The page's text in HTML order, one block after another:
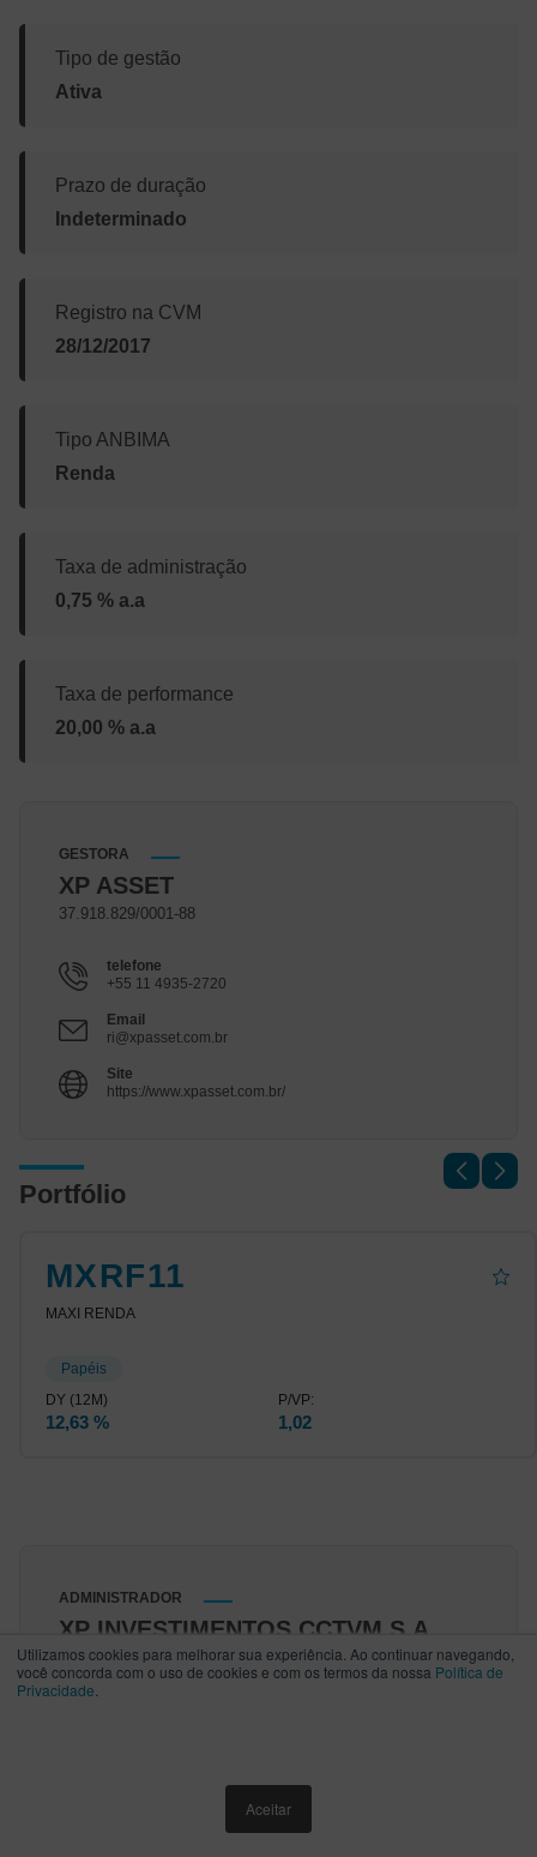
Utilizamos cookies para melhorar sua experiência. Ao continuar navegando,
você concorda com o uso de cookies e com os termos da nossa Política de
Privacidade
Aceitar
Tipo de gestão
Ativa
Prazo de duração
Indeterminado
Registro na CVM
28/12/2017
Tipo ANBIMA
Renda
Taxa de administração
0,75 % a.a
Taxa de performance
20,00 % a.a
GESTORA
XP ASSET
37.918.829/0001-88
telefone
+55 11 4935-2720
Email
ri@xpasset.com.br
Site
https://www.xpasset.com.br/
Portfólio
MXRF11
MAXI RENDA
12,63 % 1,02
Papéis
ADMINISTRADOR
XP INVESTIMENTOS CCTVM S.A.
02.332.886/0001-04
adm.fundos@xpi.com.br